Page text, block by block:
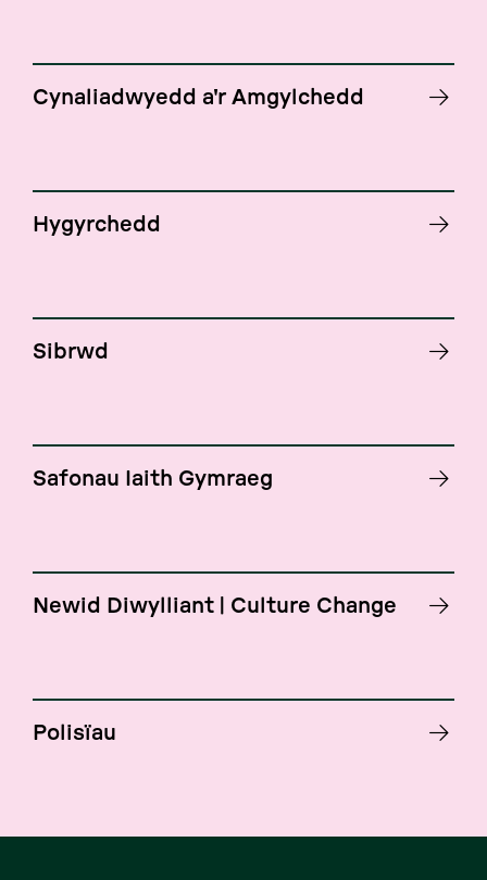
Cynaliadwyedd a'r Amgylchedd
Hygyrchedd
Sibrwd
Safonau Iaith Gymraeg
Newid Diwylliant | Culture Change
Polisïau